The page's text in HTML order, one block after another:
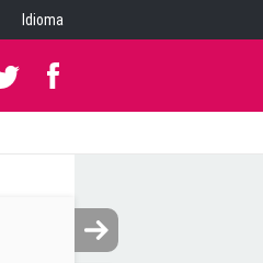
Idioma